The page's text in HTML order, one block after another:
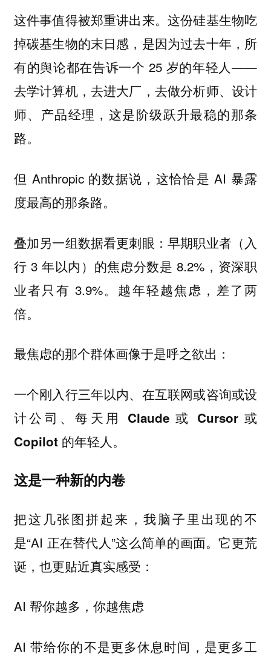
这件事值得被郑重讲出来。这份硅基生物吃
掉碳基生物的末日感，是因为过去十年，所
有的舆论都在告诉一个 25 岁的年轻人——
去学计算机，去进大厂，去做分析师、设计
师、产品经理，这是阶级跃升最稳的那条
路。
但 Anthropic 的数据说，这恰恰是 AI 暴露
度最高的那条路。
叠加另一组数据看更刺眼：早期职业者（入
行 3 年以内）的焦虑分数是 8.2%，资深职
业者只有 3.9%。 越年轻越焦虑，差了两
倍。
最焦虑的那个群体画像于是呼之欲出：
一个刚入行三年以内、在互联网或咨询或设
计公司、每天用 Claude 或 Cursor 或
Copilot 的年轻人 。
这是一种新的内卷
把这几张图拼起来，我脑子里出现的不
是“AI 正在替代人”这么简单的画面。它更荒
诞，也更贴近真实感受：
AI 帮你越多，你越焦虑
AI 带给你的不是更多休息时间，是更多工